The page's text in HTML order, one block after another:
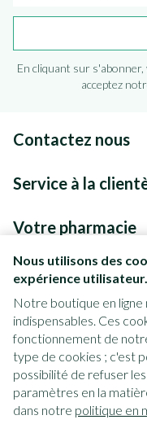
Nous utilisons des
expérience utilisateur.
Notre boutique en ligne
indispensables. Ces
fonctionnement de
type de cookies ; c'est
possibilité de refuser
paramètres en la
dans notre politique en
En cliquant sur
acceptez
Contactez nous
Service à la
Votre pharmacie
Liens légaux